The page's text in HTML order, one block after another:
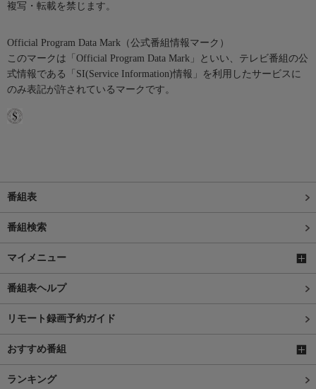
複写・転載を禁じます。
Official Program Data Mark（公式番組情報マーク）
このマークは「Official Program Data Mark」といい、テレビ番組の公
式情報である「SI(Service Information)情報」を利用したサービスに
のみ表記が許されているマークです。
番組表
番組検索
マイメニュー
番組表ヘルプ
リモート録画予約ガイド
おすすめ番組
ランキング